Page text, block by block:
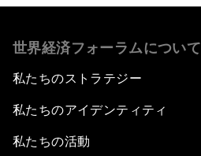
世界経済フォーラムについて
私たちのストラテジー
私たちのアイデンティティ
私たちの活動